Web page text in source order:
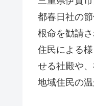
都春日社の
根命を勧請
住民による
せる社殿や
地域住民の